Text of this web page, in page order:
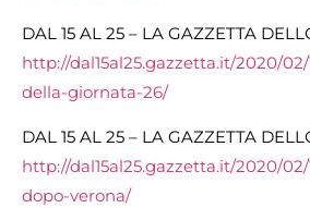
DAL 15 AL 25 – LA GAZZETTA
http://dal15al25.gazzetta.it/2020/
della-giornata-26/
DAL 15 AL 25 – LA GAZZETTA
http://dal15al25.gazzetta.it/2020/
dopo-verona/